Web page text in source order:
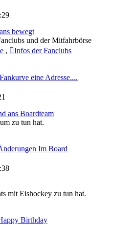
bewegt
und der Mitfahrbörse
,
Infos der Fanclubs
eine Adresse....
ans Boardteam
zu tun hat.
Im Board
mit Eishockey zu tun hat.
Birthday